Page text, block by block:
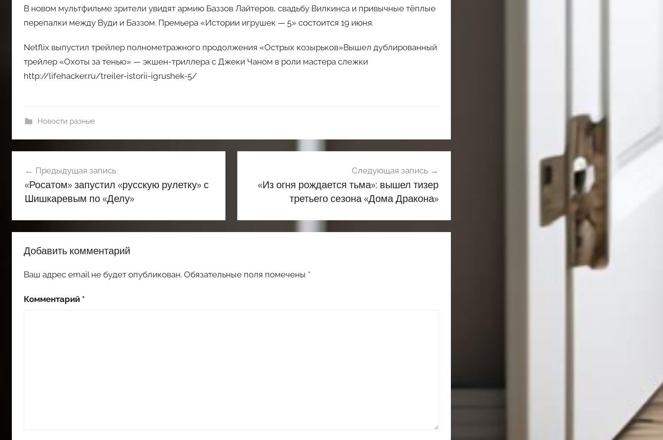
В новом мультфильме зрители увидят армию Баззов Лайтеров, свадьбу Вилкинса и привычные тёплые
перепалки между Вуди и Баззом. Премьера «Истории игрушек — 5» состоится 19 июня.
Netflix выпустил трейлер полнометражного продолжения «Острых козырьков»Вышел дублированный
трейлер «Охоты за тенью» — экшен-триллера с Джеки Чаном в роли мастера слежки
http://lifehacker.ru/treiler-istorii-igrushek-5/
Новости разные
по
записям
Предыдущая запись
«Росатом» запустил «русскую рулетку» с
Шишкаревым по «Делу»
Следующая запись
«Из огня рождается тьма»: вышел тизер
третьего сезона «Дома Дракона»
Добавить комментарий
Ваш адрес email не будет опубликован. Обязательные поля помечены *
Комментарий *